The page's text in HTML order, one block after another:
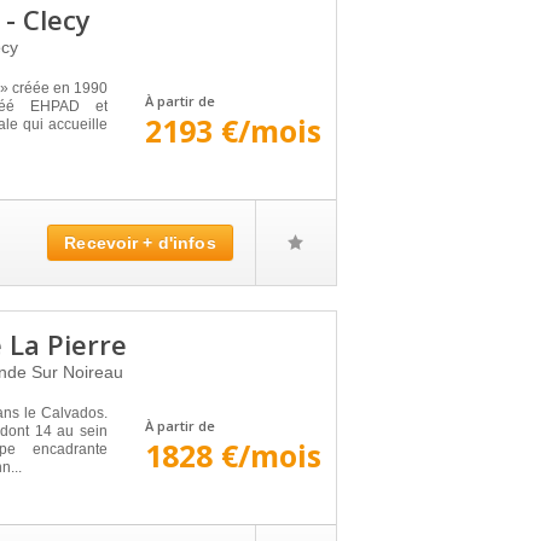
Clecy
créée en 1990
EHPAD et
qui accueille
À partir de
2193 €/mois
Recevoir + d'infos
La Pierre
Sur Noireau
le Calvados.
14 au sein
encadrante
À partir de
1828 €/mois